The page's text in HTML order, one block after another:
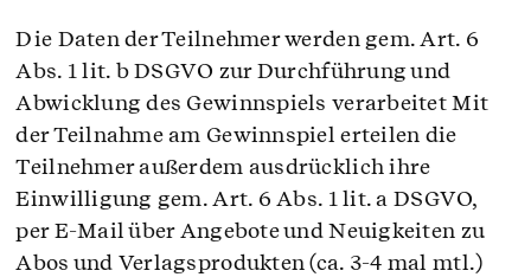
Die Daten der Teilnehmer werden gem. Art. 6
Abs. 1 lit. b DSGVO zur Durchführung und
Abwicklung des Gewinnspiels verarbeitet Mit
der Teilnahme am Gewinnspiel erteilen die
Teilnehmer außerdem ausdrücklich ihre
Einwilligung gem. Art. 6 Abs. 1 lit. a DSGVO,
per E-Mail über Angebote und Neuigkeiten zu
Abos und Verlagsprodukten (ca. 3-4 mal mtl.)